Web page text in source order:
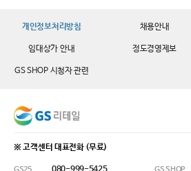
개인정보처리방침 채용안내
임대상가 안내 정도경영제보
GS SHOP 시청자 관련
※ 고객센터 대표전화 (무료)